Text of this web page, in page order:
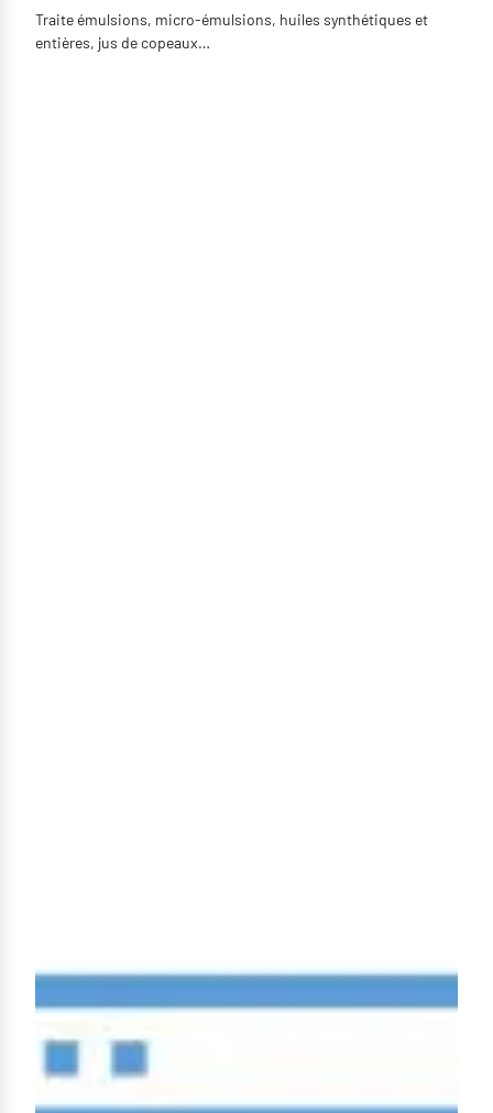
Traite émulsions, micro-émulsions, huiles synthétiques et
entières, jus de copeaux…